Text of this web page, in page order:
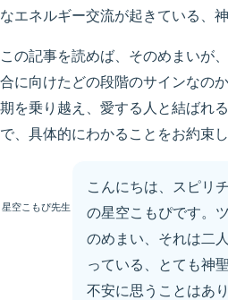
なエネルギー交流が起きている、
この記事を読めば、そのめまいが
合に向けたどの段階のサインなの
期を乗り越え、愛する人と結ばれ
で、具体的にわかることをお約束し
星空こもぴ先生
こんにちは、スピリ
の星空こもぴです。
のめまい、それは二
っている、とても神
不安に思うことはあ